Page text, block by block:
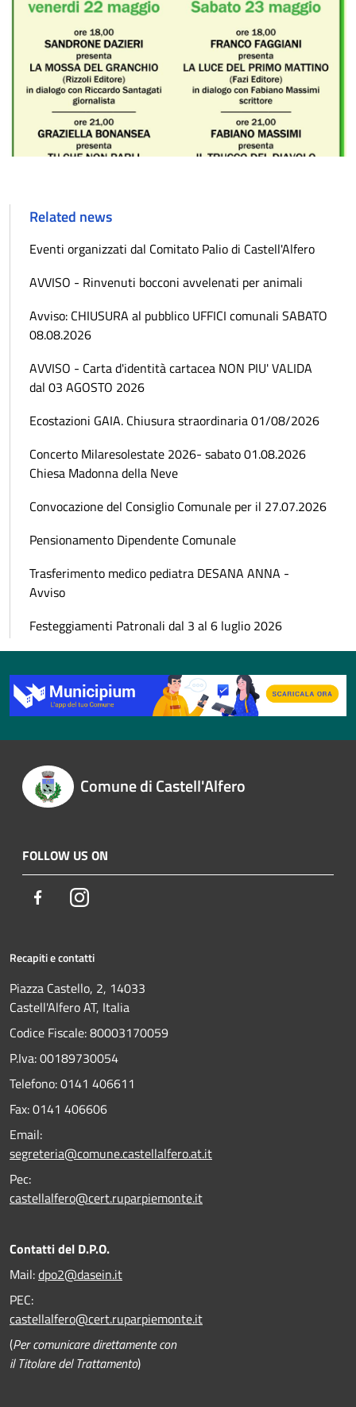
Related news
Eventi organizzati dal Comitato Palio di Castell'Alfero
AVVISO - Rinvenuti bocconi avvelenati per animali
Avviso: CHIUSURA al pubblico UFFICI comunali SABATO
08.08.2026
AVVISO - Carta d'identità cartacea NON PIU' VALIDA
dal 03 AGOSTO 2026
Ecostazioni GAIA. Chiusura straordinaria 01/08/2026
Concerto Milaresolestate 2026- sabato 01.08.2026
Chiesa Madonna della Neve
Convocazione del Consiglio Comunale per il 27.07.2026
Pensionamento Dipendente Comunale
Trasferimento medico pediatra DESANA ANNA -
Avviso
Festeggiamenti Patronali dal 3 al 6 luglio 2026
Comune di Castell'Alfero
FOLLOW US ON
FacebookInstagram
Recapiti e contatti
Piazza Castello, 2, 14033
Castell'Alfero AT, Italia
Codice Fiscale: 80003170059
P.Iva: 00189730054
Telefono:0141 406611
Fax:0141 406606
Email:
segreteria@comune.castellalfero.at.it
Pec:
castellalfero@cert.ruparpiemonte.it
Contatti del D.P.O.
Mail:dpo2@dasein.it
PEC:
castellalfero@cert.ruparpiemonte.it
(Per comunicare direttamente con
il Titolare del Trattamento)